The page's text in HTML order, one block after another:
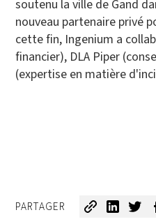
soutenu la ville de Gand
nouveau partenaire privé
cette fin, Ingenium a
financier), DLA Piper
(expertise en matière
PARTAGER